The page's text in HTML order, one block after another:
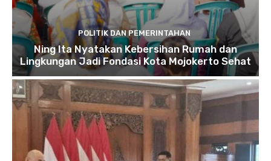
POLITIK DAN PEMERINTAHAN
Ning Ita Nyatakan Kebersihan Rumah dan
Lingkungan Jadi Fondasi Kota Mojokerto Sehat